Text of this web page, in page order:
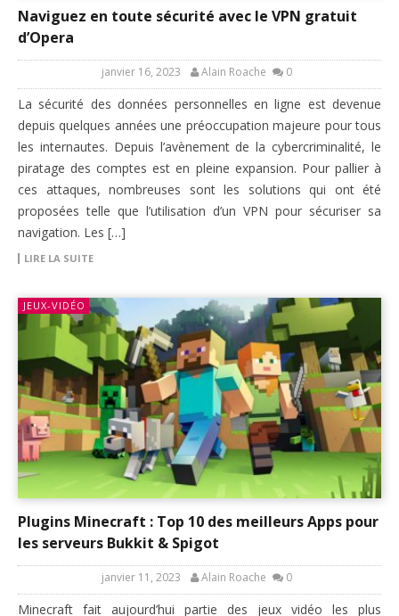
Naviguez en toute sécurité avec le VPN gratuit
d’Opera
janvier 16, 2023 Alain Roache 0
La sécurité des données personnelles en ligne est devenue
depuis quelques années une préoccupation majeure pour tous
les internautes. Depuis l’avènement de la cybercriminalité, le
piratage des comptes est en pleine expansion. Pour pallier à
ces attaques, nombreuses sont les solutions qui ont été
proposées telle que l’utilisation d’un VPN pour sécuriser sa
navigation. Les […]
LIRE LA SUITE
JEUX-VIDÉO
Plugins Minecraft : Top 10 des meilleurs Apps pour
les serveurs Bukkit & Spigot
janvier 11, 2023 Alain Roache 0
Minecraft fait aujourd’hui partie des jeux vidéo les plus